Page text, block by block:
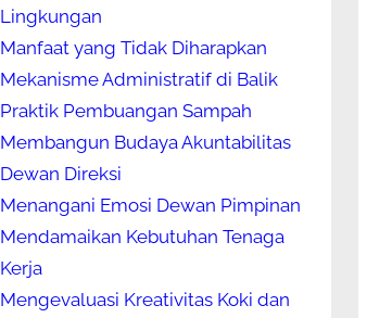
Lingkungan
Manfaat yang Tidak Diharapkan
Mekanisme Administratif di Balik
Praktik Pembuangan Sampah
Membangun Budaya Akuntabilitas
Dewan Direksi
Menangani Emosi Dewan Pimpinan
Mendamaikan Kebutuhan Tenaga
Kerja
Mengevaluasi Kreativitas Koki dan